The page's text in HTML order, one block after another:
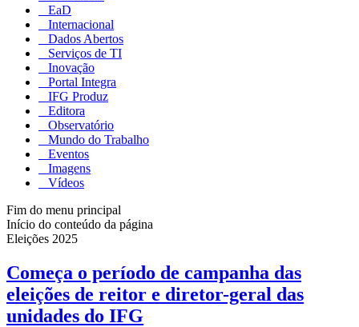
EaD
Internacional
Dados Abertos
Serviços de TI
Inovação
Portal Integra
IFG Produz
Editora
Observatório
Mundo do Trabalho
Eventos
Imagens
Vídeos
Fim do menu principal
Início do conteúdo da página
Eleições 2025
Começa o período de campanha das
eleições de reitor e diretor-geral das
unidades do IFG